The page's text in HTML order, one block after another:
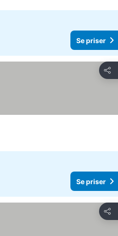
Se priser
Del
Se priser
Del